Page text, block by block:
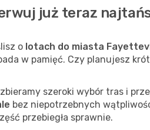
już teraz
o lotach do miasta
w pamięć. Czy planujesz
zbieramy szeroki wybór tras i
bez niepotrzebnych
przebiegła sprawnie.